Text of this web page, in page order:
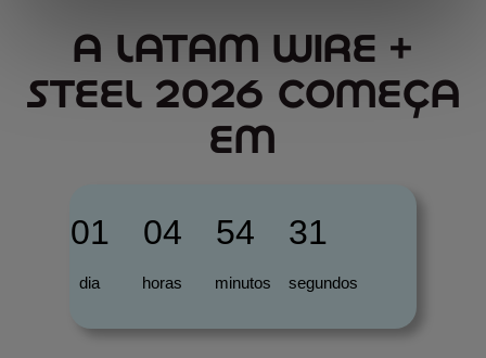
A LATAM WIRE +
STEEL 2026 COMEÇA
EM
01
dia
04
horas
54
minutos
30
segundos